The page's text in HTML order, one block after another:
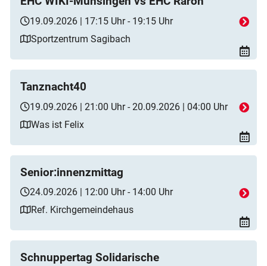
19.09.2026 | 17:15 Uhr - 19:15 Uhr
Sportzentrum Sagibach
Tanznacht40
19.09.2026 | 21:00 Uhr - 20.09.2026 | 04:00 Uhr
Was ist Felix
Senior:innenzmittag
24.09.2026 | 12:00 Uhr - 14:00 Uhr
Ref. Kirchgemeindehaus
Schnuppertag Solidarische